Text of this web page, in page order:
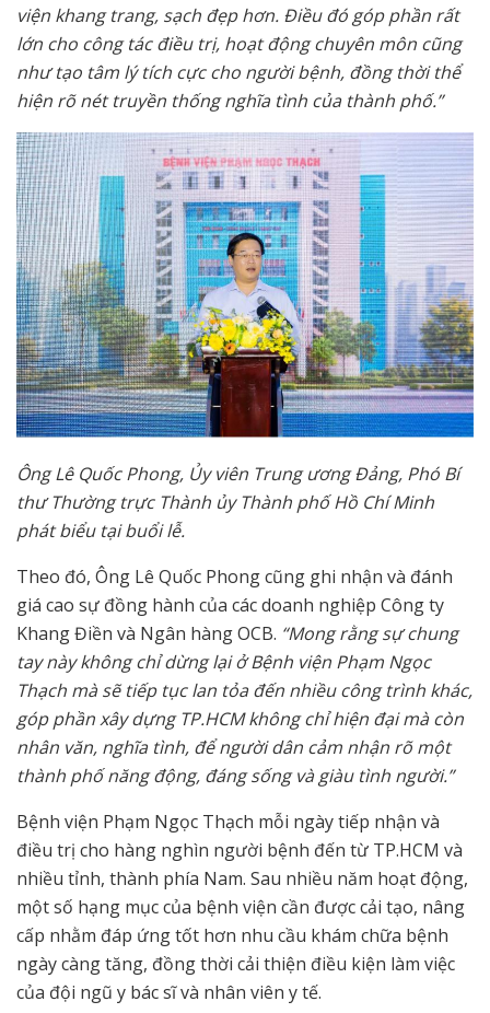
viện khang trang, sạch đẹp hơn. Điều đó góp phần rất
lớn cho công tác điều trị, hoạt động chuyên môn cũng
như tạo tâm lý tích cực cho người bệnh, đồng thời thể
hiện rõ nét truyền thống nghĩa tình của thành phố.”
Ông Lê Quốc Phong, Ủy viên Trung ương Đảng, Phó Bí
thư Thường trực Thành ủy Thành phố Hồ Chí Minh
phát biểu tại buổi lễ.
Theo đó, Ông Lê Quốc Phong cũng ghi nhận và đánh
giá cao sự đồng hành của các doanh nghiệp Công ty
Khang Điền và Ngân hàng OCB. “Mong rằng sự chung
tay này không chỉ dừng lại ở Bệnh viện Phạm Ngọc
Thạch mà sẽ tiếp tục lan tỏa đến nhiều công trình khác,
góp phần xây dựng TP.HCM không chỉ hiện đại mà còn
nhân văn, nghĩa tình, để người dân cảm nhận rõ một
thành phố năng động, đáng sống và giàu tình người.”
Bệnh viện Phạm Ngọc Thạch mỗi ngày tiếp nhận và
điều trị cho hàng nghìn người bệnh đến từ TP.HCM và
nhiều tỉnh, thành phía Nam. Sau nhiều năm hoạt động,
một số hạng mục của bệnh viện cần được cải tạo, nâng
cấp nhằm đáp ứng tốt hơn nhu cầu khám chữa bệnh
ngày càng tăng, đồng thời cải thiện điều kiện làm việc
của đội ngũ y bác sĩ và nhân viên y tế.